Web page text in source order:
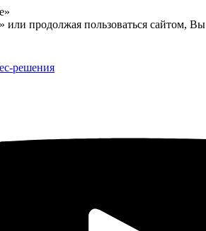
продолжая пользоваться сайтом,
решения